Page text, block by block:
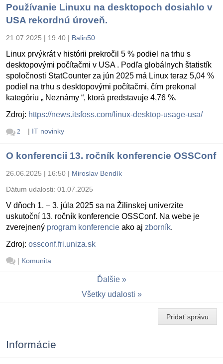
Používanie Linuxu na desktopoch dosiahlo v
USA rekordnú úroveň.
21.07.2025 | 19:40 | Balin50
Linux prvýkrát v histórii prekročil 5 % podiel na trhu s
desktopovými počítačmi v USA . Podľa globálnych štatistík
spoločnosti StatCounter za jún 2025 má Linux teraz 5,04 %
podiel na trhu s desktopovými počítačmi, čím prekonal
kategóriu „ Neznámy “, ktorá predstavuje 4,76 %.
Zdroj: https://news.itsfoss.com/linux-desktop-usage-usa/
2 | IT novinky
O konferencii 13. ročník konferencie OSSConf
26.06.2025 | 16:50 | Miroslav Bendík
Dátum udalosti: 01.07.2025
V dňoch 1. – 3. júla 2025 sa na Žilinskej univerzite
uskutoční 13. ročník konferencie OSSConf. Na webe je
zverejnený program konferencie ako aj zborník.
Zdroj: ossconf.fri.uniza.sk
| Komunita
Ďalšie
Všetky udalosti
Pridať správu
Informácie